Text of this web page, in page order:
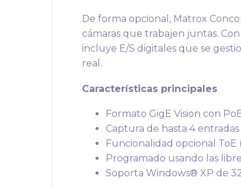
De forma opcional, Matrox
cámaras que trabajen juntas.
incluye E/S digitales que se
real.
Características principales
Formato GigE Vision con
Captura de hasta 4 entradas
Funcionalidad opcional
Programado usando las
Soporta Windows® XP de